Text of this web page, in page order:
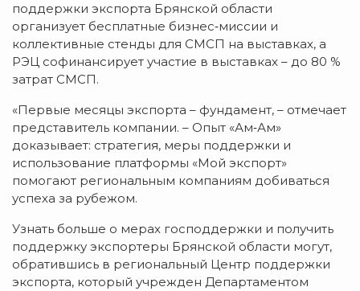
поддержки экспорта Брянской области
организует бесплатные бизнес‑миссии и
коллективные стенды для СМСП на выставках, а
РЭЦ софинансирует участие в выставках – до 80 %
затрат СМСП.
«Первые месяцы экспорта – фундамент, – отмечает
представитель компании. – Опыт «Ам‑Ам»
доказывает: стратегия, меры поддержки и
использование платформы «Мой экспорт»
помогают региональным компаниям добиваться
успеха за рубежом.
Узнать больше о мерах господдержки и получить
поддержку экспортеры Брянской области могут,
обратившись в региональный Центр поддержки
экспорта, который учрежден Департаментом